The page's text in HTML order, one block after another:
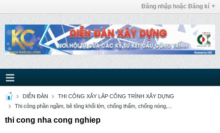
Đăng nhập hoặc Đăng kí
DIỄN ĐÀN
THI CÔNG XÂY LẮP CÔNG TRÌNH XÂY DỰNG
Thi công phần ngầm, bê tông khối lớn, chống thấm, chống nóng,...
thi cong nha cong nghiep